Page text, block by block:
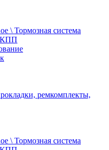
\ Тормозная система
КПП
ремкомплекты,
\ Тормозная система